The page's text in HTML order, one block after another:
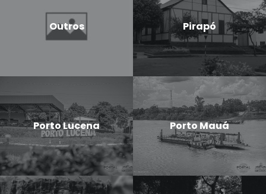
Outros Pirapó
Porto Lucena Porto Mauá